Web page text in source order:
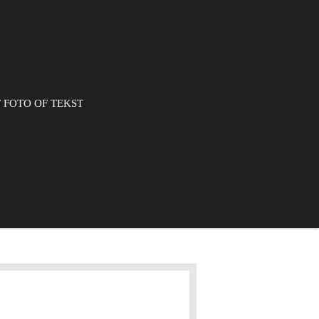
OF TEKST